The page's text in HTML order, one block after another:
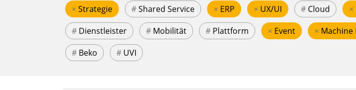
× Strategie #Shared Service × ERP × UX/UI # Cloud ×
# Dienstleister # Mobilität # Plattform × Event × Machine
# Beko # UVI